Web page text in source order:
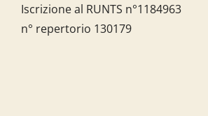
Iscrizione al RUNTS n°1184963
n° repertorio 130179